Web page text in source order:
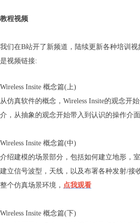
教程视频
我们在B站开了新频道，陆续更新各种培训
是视频链接:
Wireless Insite 概念篇(上)
从仿真软件的概念，Wireless Insite的观念开
介，从抽象的观念开始带入到认识的操作介面
Wireless Insite 概念篇(中)
介绍建模的场景部分，包括如何建立地形，
建立信号波型，天线，以及布署各种发射/接
整个仿真场景环境， 点我观看
Wireless Insite 概念篇(下)